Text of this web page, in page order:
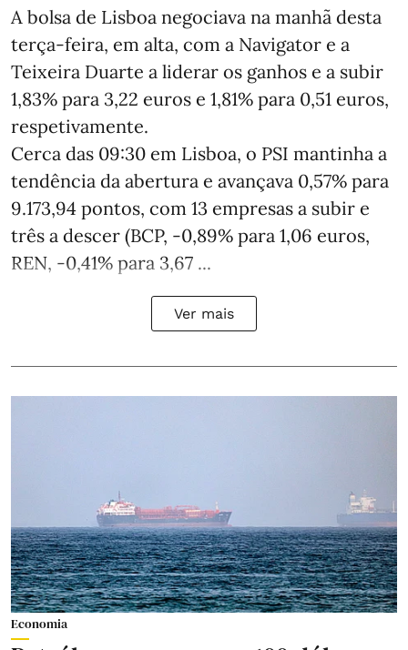
A bolsa de Lisboa negociava na manhã desta
terça-feira, em alta, com a Navigator e a
Teixeira Duarte a liderar os ganhos e a subir
1,83% para 3,22 euros e 1,81% para 0,51 euros,
respetivamente.
Cerca das 09:30 em Lisboa, o PSI mantinha a
tendência da abertura e avançava 0,57% para
9.173,94 pontos, com 13 empresas a subir e
três a descer (BCP, -0,89% para 1,06 euros,
REN, -0,41% para 3,67 ...
Ver mais
Economia